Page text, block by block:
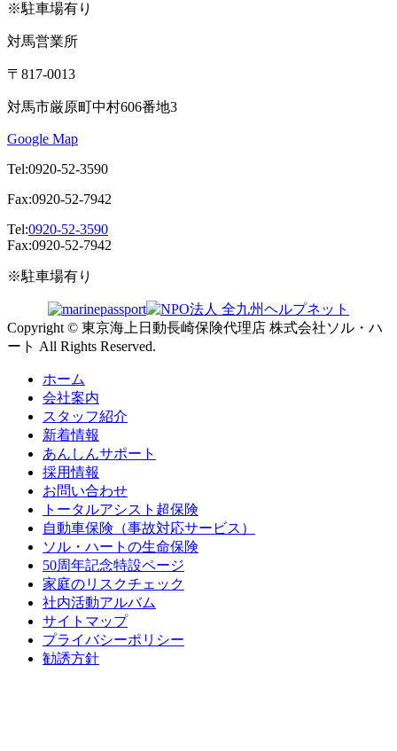
※駐車場有り
対馬営業所
〒817-0013
対馬市厳原町中村606番地3
Google Map
Tel:0920-52-3590
Fax:0920-52-7942
Tel:0920-52-3590
Fax:0920-52-7942
※駐車場有り
Copyright © 東京海上日動長崎保険代理店 株式会社ソル・ハ
ート All Rights Reserved.
ホーム
会社案内
スタッフ紹介
新着情報
あんしんサポート
採用情報
お問い合わせ
トータルアシスト超保険
自動車保険（事故対応サービス）
ソル・ハートの生命保険
50周年記念特設ページ
家庭のリスクチェック
社内活動アルバム
サイトマップ
プライバシーポリシー
勧誘方針